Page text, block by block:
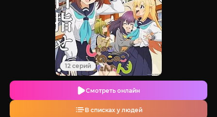
12 серий
Смотреть онлайн
В списках у людей